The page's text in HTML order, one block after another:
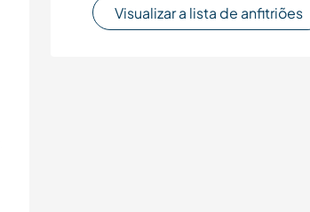
Visualizar a lista de anfitriões